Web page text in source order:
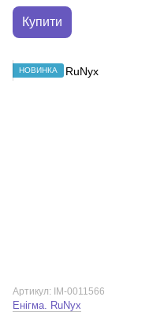
Купити
НОВИНКА
Артикул: IM-0011566
Енігма. RuNyx